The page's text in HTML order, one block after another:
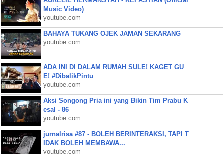
Music Video)
youtube.com
BAHAYA TUKANG OJEK JAMAN SEKARANG
youtube.com
ADA INI DI DALAM RUMAH SULE! KAGET GU
E! #DibalikPintu
youtube.com
Aksi Songong Pria ini yang Bikin Tim Prabu K
esal - 86
youtube.com
jurnalrisa #87 - BOLEH BERINTERAKSI, TAPI T
IDAK BOLEH MEMBAWA...
youtube.com